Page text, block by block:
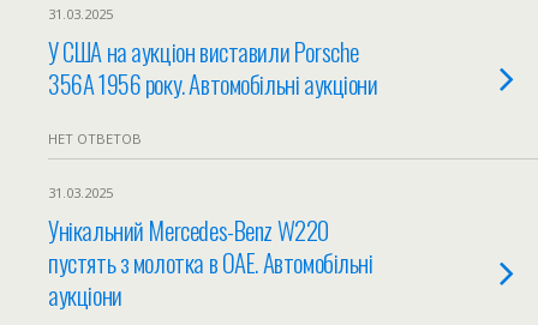
31.03.2025
У США на аукціон виставили Porsche
356A 1956 року. Автомобільні аукціони
НЕТ ОТВЕТОВ
31.03.2025
Унікальний Mercedes-Benz W220
пустять з молотка в ОАЕ. Автомобільні
аукціони